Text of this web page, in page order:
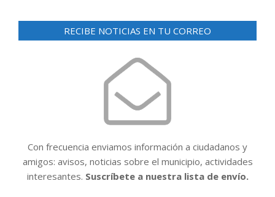
RECIBE NOTICIAS EN TU CORREO
Con frecuencia enviamos información a ciudadanos y
amigos: avisos, noticias sobre el municipio, actividades
interesantes. Suscríbete a nuestra lista de envío.